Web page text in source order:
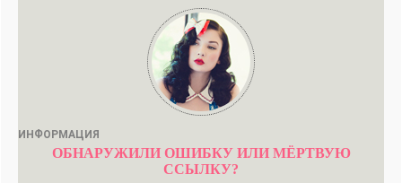
ИНФОРМАЦИЯ
ОБНАРУЖИЛИ ОШИБКУ ИЛИ МЁРТВУЮ
ССЫЛКУ?